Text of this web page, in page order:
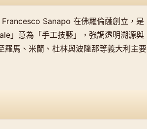
Sanapo 在佛羅倫薩創立，是
」意為「手工技藝」，強調透明溯源與
馬、米蘭、杜林與波隆那等義大利主要